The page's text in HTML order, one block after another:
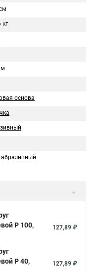
кг
основа
P 100,
127,89 ₽
P 40,
127,89 ₽